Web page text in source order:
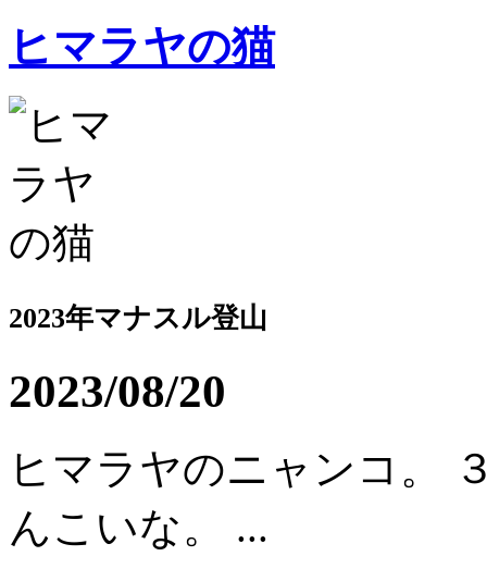
ヒマラヤの猫
2023年マナスル登山
2023/08/20
ヒマラヤのニャンコ。
んこいな。 ...